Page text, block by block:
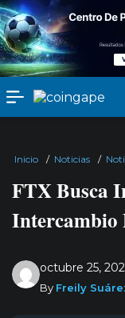
Inicio / Noticias /
FTX Busca
Intercambio
octubre 25,
By Freily